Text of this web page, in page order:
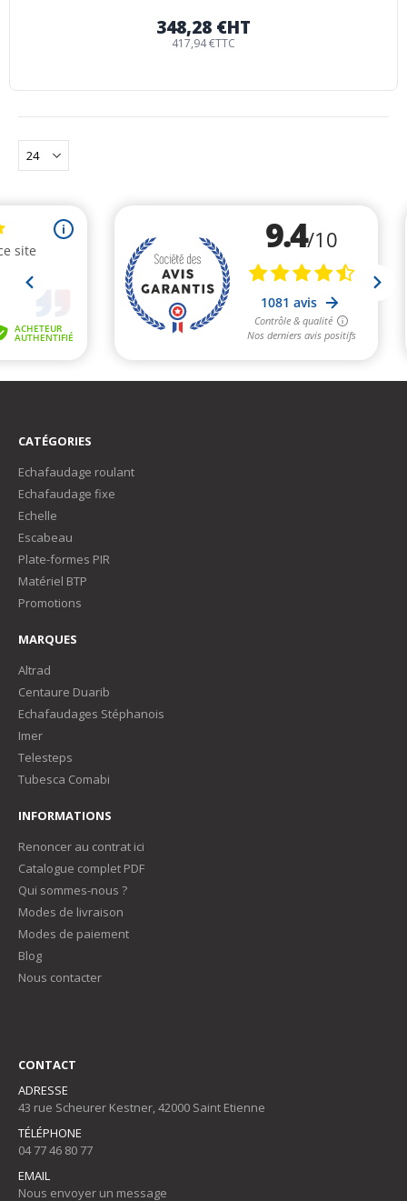
348,28 €HT
417,94 €TTC
CATÉGORIES
Echafaudage roulant
Echafaudage fixe
Echelle
Escabeau
Plate-formes PIR
Matériel BTP
Promotions
MARQUES
Altrad
Centaure Duarib
Echafaudages Stéphanois
Imer
Telesteps
Tubesca Comabi
INFORMATIONS
Renoncer au contrat ici
Catalogue complet PDF
Qui sommes-nous ?
Modes de livraison
Modes de paiement
Blog
Nous contacter
CONTACT
ADRESSE
43 rue Scheurer Kestner, 42000 Saint Etienne
TÉLÉPHONE
04 77 46 80 77
EMAIL
Nous envoyer un message